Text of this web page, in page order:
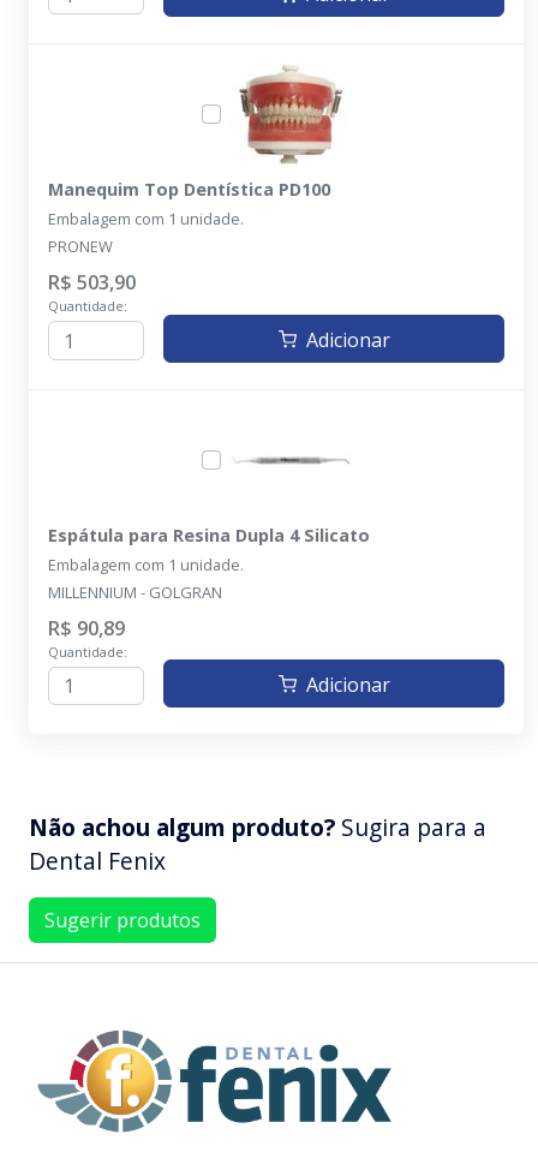
Manequim Top Dentística PD100
Embalagem com 1 unidade.
PRONEW
R$ 503,90
Quantidade:
Adicionar
Espátula para Resina Dupla 4 Silicato
Embalagem com 1 unidade.
MILLENNIUM - GOLGRAN
R$ 90,89
Quantidade:
Adicionar
Não achou algum produto? Sugira para a
Dental Fenix
Sugerir produtos